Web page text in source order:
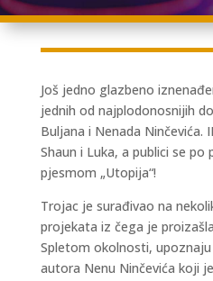
Još jedno glazbeno
jednih od najplodonosnijih
Buljana i Nenada Ninčevića.
Shaun i Luka, a publici se
pjesmom „Utopija“!
Trojac je surađivao na
projekata iz čega je
Spletom okolnosti,
autora Nenu Ninčevića koji